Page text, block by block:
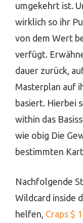
umgekehrt ist.
wirklich so ihr
von dem Wert
verfügt.
dauer zurück,
Masterplan auf
basiert. Hierbei
within das
wie obig Die
bestimmten
Nachfolgende
Wildcard inside
helfen, Craps $